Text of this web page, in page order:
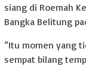
siang di Roemah
Bangka Belitung
“Itu momen yang
sempat bilang